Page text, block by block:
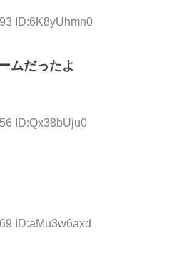
ID:6K8yUhmn0
ムだったよ
ID:Qx38bUju0
ID:aMu3w6axd